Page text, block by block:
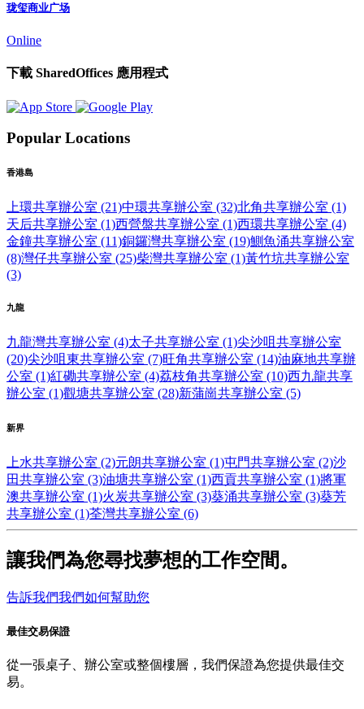
珑玺商业广场
Online
下載 SharedOffices 應用程式
Popular Locations
香港島
上環共享辦公室 (21)中環共享辦公室 (32)北角共享辦公室 (1)
天后共享辦公室 (1)西營盤共享辦公室 (1)西環共享辦公室 (4)
金鐘共享辦公室 (11)銅鑼灣共享辦公室 (19)鰂魚涌共享辦公室
(8)灣仔共享辦公室 (25)柴灣共享辦公室 (1)黃竹坑共享辦公室
(3)
九龍
九龍灣共享辦公室 (4)太子共享辦公室 (1)尖沙咀共享辦公室
(20)尖沙咀東共享辦公室 (7)旺角共享辦公室 (14)油麻地共享辦
公室 (1)紅磡共享辦公室 (4)荔枝角共享辦公室 (10)西九龍共享
辦公室 (1)觀塘共享辦公室 (28)新蒲崗共享辦公室 (5)
新界
上水共享辦公室 (2)元朗共享辦公室 (1)屯門共享辦公室 (2)沙
田共享辦公室 (3)油塘共享辦公室 (1)西貢共享辦公室 (1)將軍
澳共享辦公室 (1)火炭共享辦公室 (3)葵涌共享辦公室 (3)葵芳
共享辦公室 (1)荃灣共享辦公室 (6)
讓我們為您尋找夢想的工作空間。
告訴我們我們如何幫助您
最佳交易保證
從一張桌子、辦公室或整個樓層，我們保證為您提供最佳交
易。